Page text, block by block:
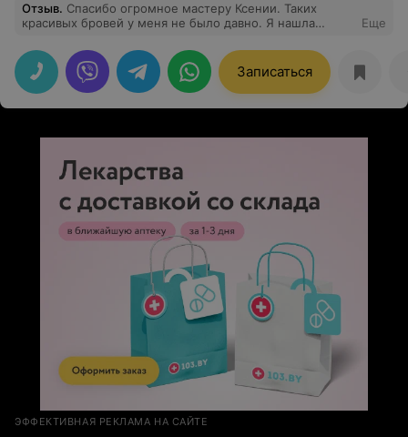
Отзыв. Спасибо огромное мастеру Ксении. Таких
красивых бровей у меня не было давно. Я нашла
Всем рекомендую.
Еще
Записаться
ЭФФЕКТИВНАЯ РЕКЛАМА НА САЙТЕ